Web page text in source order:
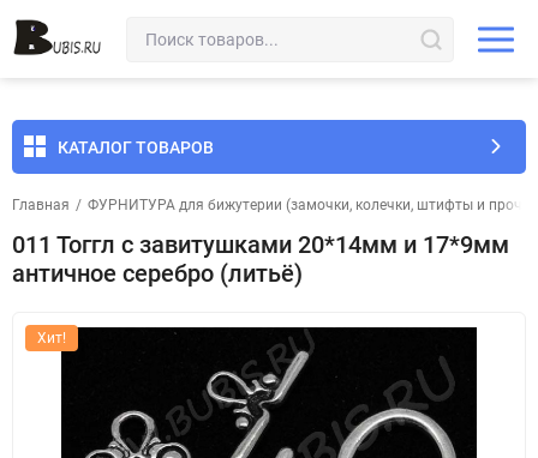
КАТАЛОГ ТОВАРОВ
Главная / ФУРНИТУРА для бижутерии (замочки, колечки, штифты и
011 Тоггл с завитушками 20*14мм и 17*9мм
античное серебро (литьё)
Хит!